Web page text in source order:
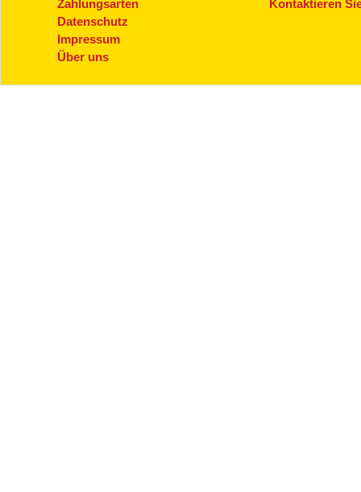
Zahlungsarten
Datenschutz
Impressum
Über uns
Kontaktieren